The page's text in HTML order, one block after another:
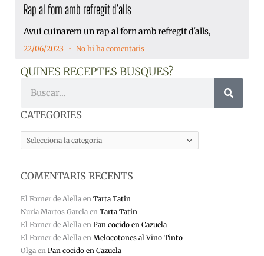
Rap al forn amb refregit d'alls
Avui cuinarem un rap al forn amb refregit d'alls,
22/06/2023 No hi ha comentaris
QUINES RECEPTES BUSQUES?
CATEGORIES
CATEGORIES
COMENTARIS RECENTS
El Forner de Alella en Tarta Tatin
Nuria Martos Garcia en Tarta Tatin
El Forner de Alella en Pan cocido en Cazuela
El Forner de Alella en Melocotones al Vino Tinto
Olga en Pan cocido en Cazuela